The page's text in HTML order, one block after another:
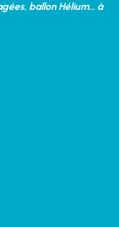
ballon Hélium... à